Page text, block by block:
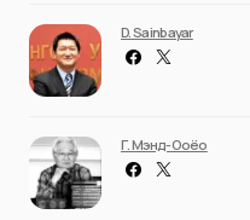
D. Sainbayar
Г. Мэнд-Ооёо